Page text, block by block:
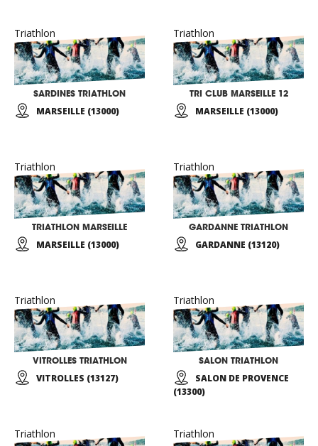
Triathlon
SARDINES TRIATHLON
MARSEILLE (13000)
Triathlon
TRI CLUB MARSEILLE 12
MARSEILLE (13000)
Triathlon
TRIATHLON MARSEILLE
MARSEILLE (13000)
Triathlon
GARDANNE TRIATHLON
GARDANNE (13120)
Triathlon
VITROLLES TRIATHLON
VITROLLES (13127)
Triathlon
SALON TRIATHLON
SALON DE PROVENCE
(13300)
Triathlon Triathlon